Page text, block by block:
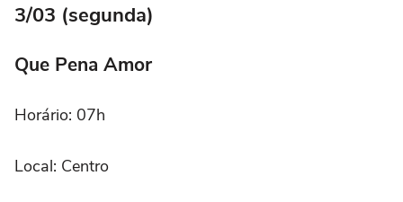
3/03 (segunda)
Que Pena Amor
Horário: 07h
Local: Centro